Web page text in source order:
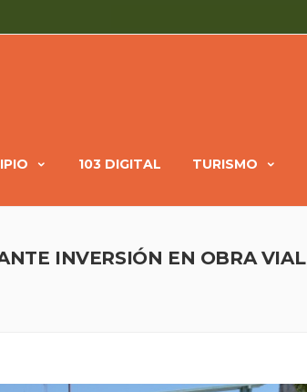
103 DIGITAL TURISMO
INVERSIÓN EN OBRA VIAL